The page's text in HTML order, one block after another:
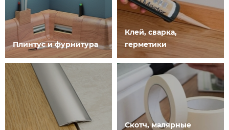
Плинтус и фурнитура
Клей, сварка,
герметики
Скотч, малярные